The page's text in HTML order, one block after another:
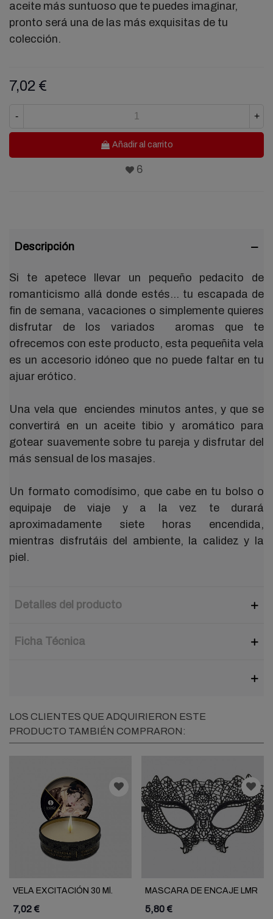
aceite más suntuoso que te puedes imaginar,
pronto será una de las más exquisitas de tu
colección.
7,02 €
- +
Añadir al carrito
6
Descripción
Si te apetece llevar un pequeño pedacito de
romanticismo allá donde estés… tu escapada de
fin de semana, vacaciones o simplemente quieres
disfrutar de los variados aromas que te
ofrecemos con este producto, esta pequeñita vela
es un accesorio idóneo que no puede faltar en tu
ajuar erótico.
Una vela que enciendes minutos antes, y que se
convertirá en un aceite tibio y aromático para
gotear suavemente sobre tu pareja y disfrutar del
más sensual de los masajes.
Un formato comodísimo, que cabe en tu bolso o
equipaje de viaje y a la vez te durará
aproximadamente siete horas encendida,
mientras disfrutáis del ambiente, la calidez y la
piel.
Detalles del producto
Ficha Técnica
LOS CLIENTES QUE ADQUIRIERON ESTE
PRODUCTO TAMBIÉN COMPRARON:
VELA EXCITACIÓN 30 Ml.
7,02 €
MASCARA DE ENCAJE LMR
5,80 €